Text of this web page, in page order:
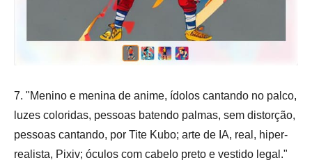
7. "Menino e menina de anime, ídolos cantando no palco,
luzes coloridas, pessoas batendo palmas, sem distorção,
pessoas cantando, por Tite Kubo; arte de IA, real, hiper-
realista, Pixiv; óculos com cabelo preto e vestido legal."